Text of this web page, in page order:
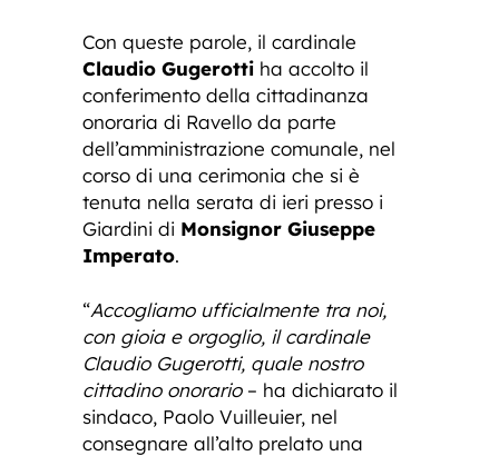
Con queste parole, il cardinale
Claudio Gugerotti ha accolto il
conferimento della cittadinanza
onoraria di Ravello da parte
dell’amministrazione comunale, nel
corso di una cerimonia che si è
tenuta nella serata di ieri presso i
Giardini di Monsignor Giuseppe
Imperato.
“Accogliamo ufficialmente tra noi,
con gioia e orgoglio, il cardinale
Claudio Gugerotti, quale nostro
cittadino onorario– ha dichiarato il
sindaco, Paolo Vuilleuier, nel
consegnare all’alto prelato una